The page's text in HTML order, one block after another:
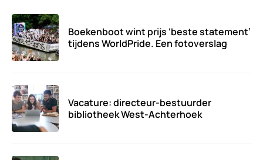
Boekenboot wint prijs ‘beste statement’
tijdens WorldPride. Een fotoverslag
Vacature: directeur-bestuurder
bibliotheek West-Achterhoek